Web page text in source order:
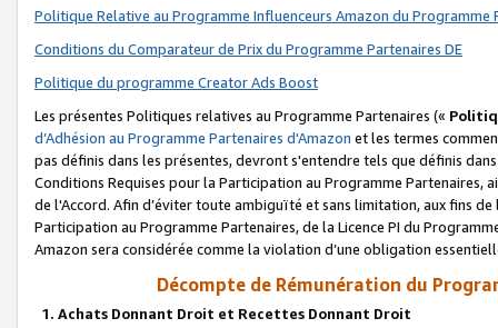
Politique Relative au Programme Influenceurs Amazon du Programme
Conditions du Comparateur de Prix du Programme Partenaires DE
Politique du programme Creator Ads Boost
Les présentes Politiques relatives au Programme Partenaires («
d’Adhésion au Programme Partenaires d'Amazon et les termes
pas définis dans les présentes, devront s'entendre tels que définis
Conditions Requises pour la Participation au Programme Partenaires,
de l'Accord. Afin d’éviter toute ambiguïté et sans limitation, aux fins
Participation au Programme Partenaires, de la Licence PI du
Amazon sera considérée comme la violation d’une obligation
Décompte de Rémunération du
1. Achats Donnant Droit et Recettes Donnant Droit